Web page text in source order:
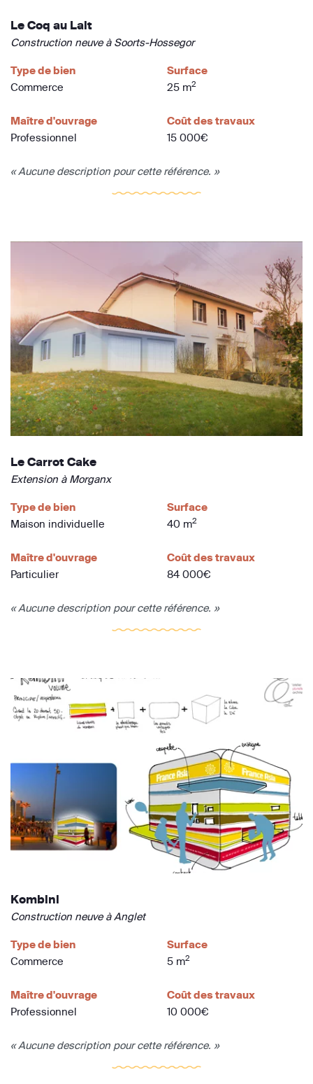
Le Coq au Lait
Construction neuve à Soorts-Hossegor
Type de bien
Commerce
Surface
25 m2
Maître d'ouvrage
Professionnel
Coût des travaux
15 000€
« Aucune description pour cette référence. »
Le Carrot Cake
Extension à Morganx
Type de bien
Maison individuelle
Surface
40 m2
Maître d'ouvrage
Particulier
Coût des travaux
84 000€
« Aucune description pour cette référence. »
Kombini
Construction neuve à Anglet
Type de bien
Commerce
Surface
5 m2
Maître d'ouvrage
Professionnel
Coût des travaux
10 000€
« Aucune description pour cette référence. »